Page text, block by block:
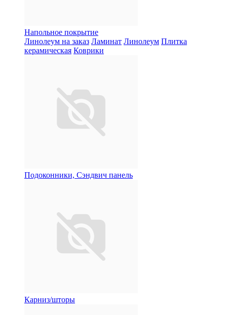
Напольное покрытие
Линолеум на заказ Ламинат Линолеум Плитка
керамическая Коврики
Подоконники, Сэндвич панель
Карниз/шторы